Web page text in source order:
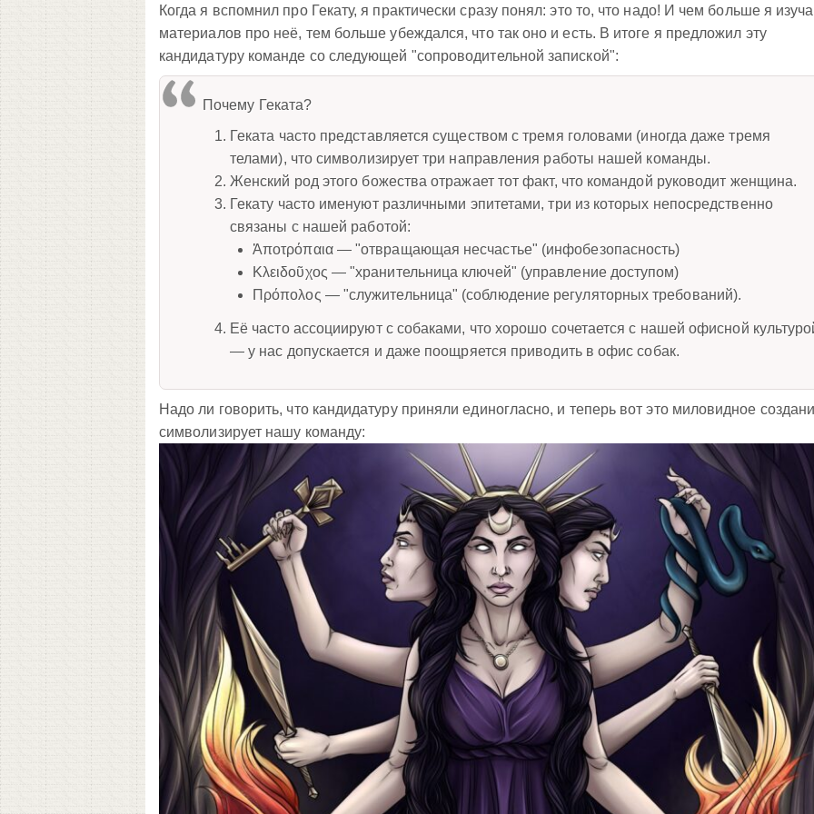
Когда я вспомнил про Гекату, я практически сразу понял: это то, что надо! И чем больше я
материалов про неё, тем больше убеждался, что так оно и есть. В итоге я предложил эту
кандидатуру команде со следующей "сопроводительной запиской":
Почему Геката?
Геката часто представляется существом с тремя головами (иногда даже тремя
телами), что символизирует три направления работы нашей команды.
Женский род этого божества отражает тот факт, что командой руководит женщина.
Гекату часто именуют различными эпитетами, три из которых непосредственно
связаны с нашей работой:
Ἀποτρόπαια — "отвращающая несчастье" (инфобезопасность)
Κλειδοῦχος — "хранительница ключей" (управление доступом)
Πρόπολος — "служительница" (соблюдение регуляторных требований).
Её часто ассоциируют с собаками, что хорошо сочетается с нашей офисной
— у нас допускается и даже поощряется приводить в офис собак.
Надо ли говорить, что кандидатуру приняли единогласно, и теперь вот это миловидное
символизирует нашу команду: